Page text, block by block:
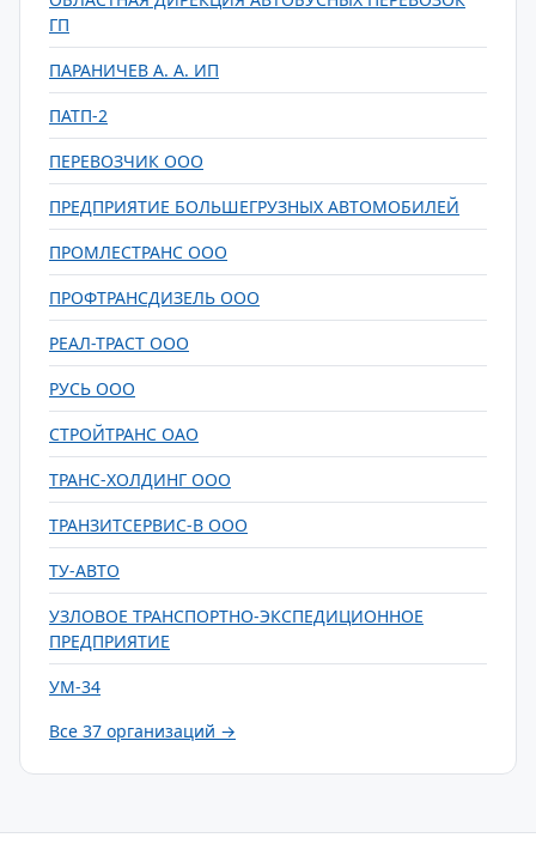
ГП
ПАРАНИЧЕВ А. А. ИП
ПАТП-2
ПЕРЕВОЗЧИК ООО
ПРЕДПРИЯТИЕ БОЛЬШЕГРУЗНЫХ АВТОМОБИЛЕЙ
ПРОМЛЕСТРАНС ООО
ПРОФТРАНСДИЗЕЛЬ ООО
РЕАЛ-ТРАСТ ООО
РУСЬ ООО
СТРОЙТРАНС ОАО
ТРАНС-ХОЛДИНГ ООО
ТРАНЗИТСЕРВИС-В ООО
ТУ-АВТО
УЗЛОВОЕ ТРАНСПОРТНО-ЭКСПЕДИЦИОННОЕ
ПРЕДПРИЯТИЕ
УМ-34
Все 37 организаций →